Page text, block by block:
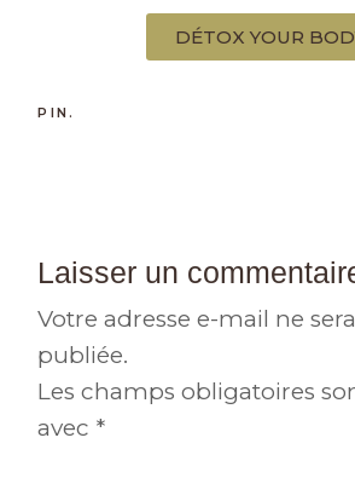
DÉTOX YOUR
PIN.
Laisser un
Votre adresse e-mail ne
publiée.
Les champs obligatoires
avec *